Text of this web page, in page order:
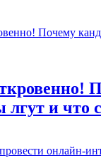
лгут и что